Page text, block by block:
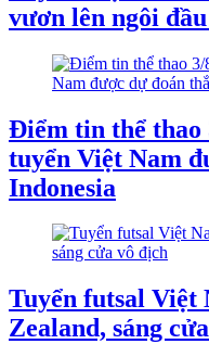
vươn lên ngôi
Điểm tin thể thao
tuyển Việt Nam
Indonesia
Tuyển futsal Việt
Zealand, sáng